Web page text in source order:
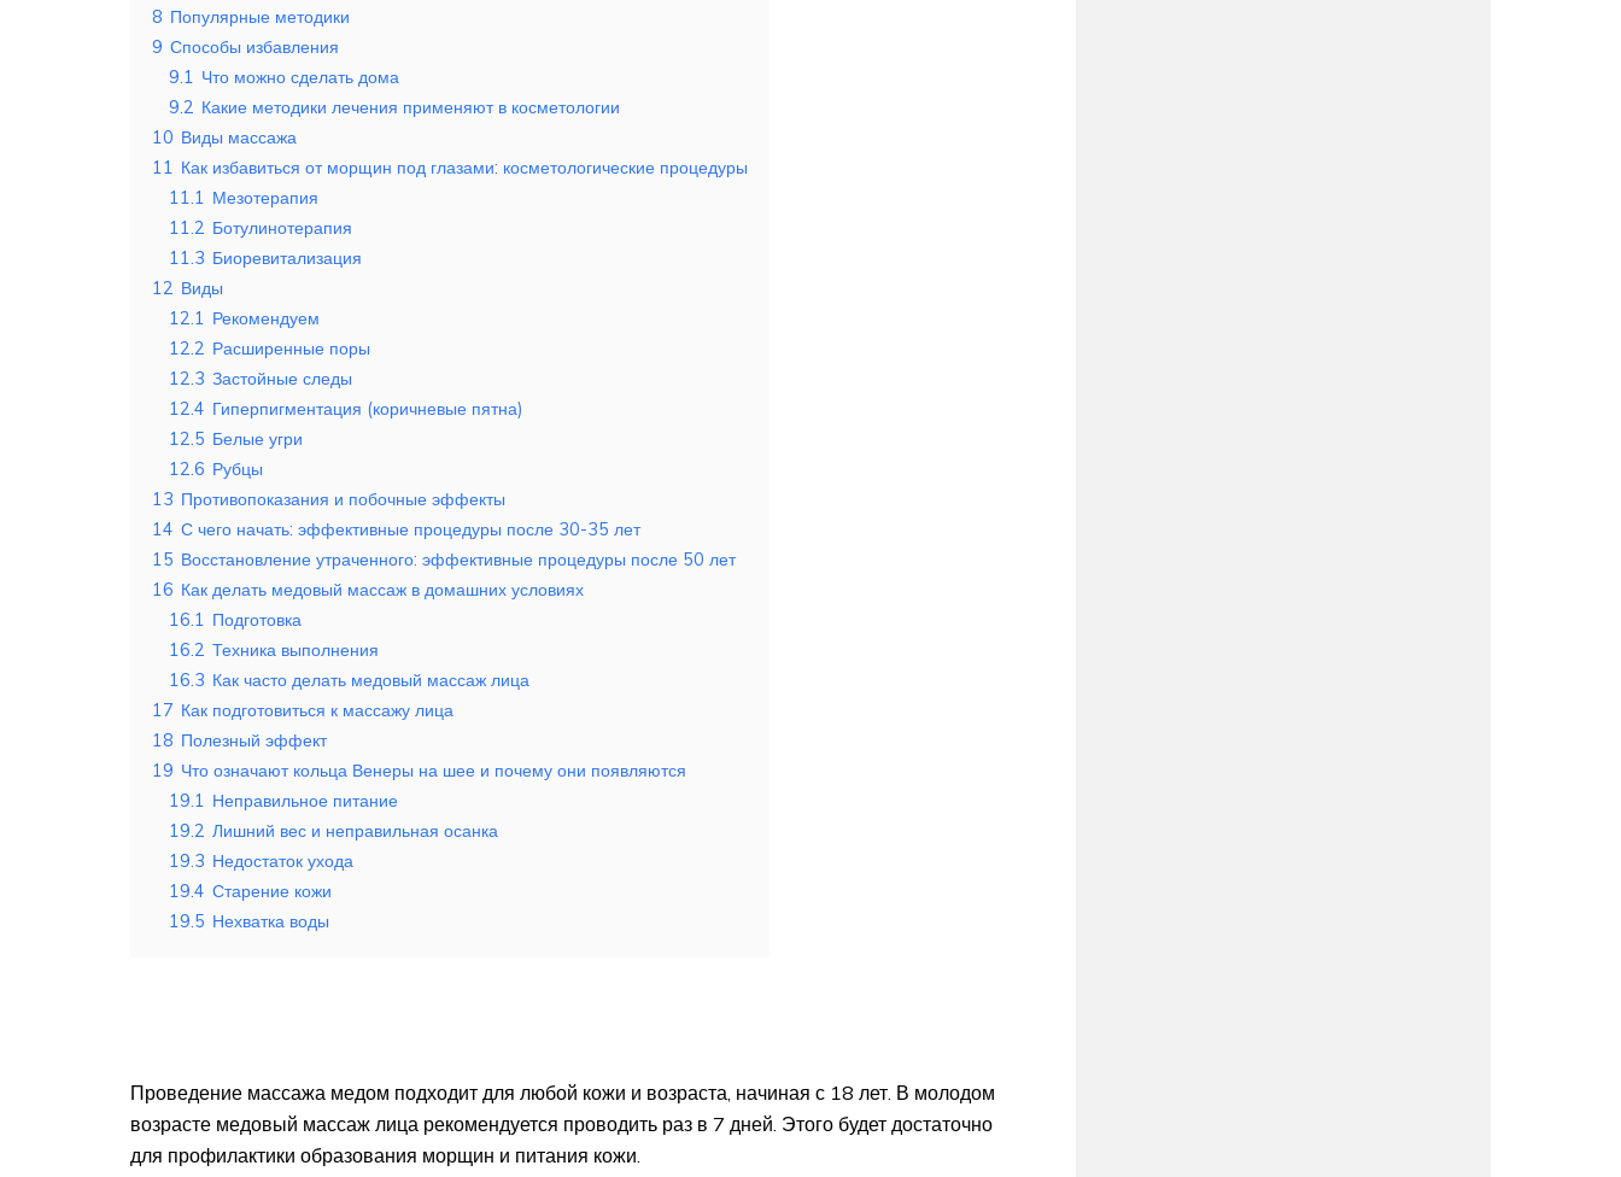
8 Популярные методики
9 Способы избавления
9.1 Что можно сделать дома
9.2 Какие методики лечения применяют в косметологии
10 Виды массажа
11 Как избавиться от морщин под глазами: косметологические процедуры
11.1 Мезотерапия
11.2 Ботулинотерапия
11.3 Биоревитализация
12 Виды
12.1 Рекомендуем
12.2 Расширенные поры
12.3 Застойные следы
12.4 Гиперпигментация (коричневые пятна)
12.5 Белые угри
12.6 Рубцы
13 Противопоказания и побочные эффекты
14 С чего начать: эффективные процедуры после 30-35 лет
15 Восстановление утраченного: эффективные процедуры после 50 лет
16 Как делать медовый массаж в домашних условиях
16.1 Подготовка
16.2 Техника выполнения
16.3 Как часто делать медовый массаж лица
17 Как подготовиться к массажу лица
18 Полезный эффект
19 Что означают кольца Венеры на шее и почему они появляются
19.1 Неправильное питание
19.2 Лишний вес и неправильная осанка
19.3 Недостаток ухода
19.4 Старение кожи
19.5 Нехватка воды
Проведение массажа медом подходит для любой кожи и возраста, начиная с 18 лет. В молодом
возрасте медовый массаж лица рекомендуется проводить раз в 7 дней. Этого будет достаточно
для профилактики образования морщин и питания кожи.